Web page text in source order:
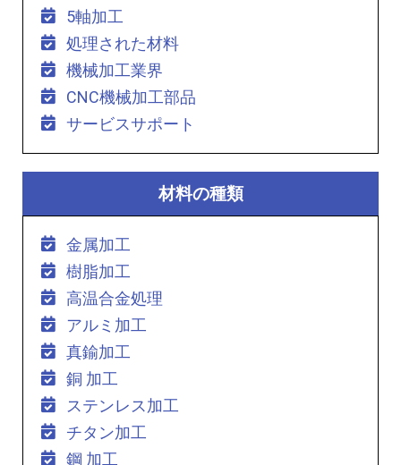
5軸加工
処理された材料
機械加工業界
CNC機械加工部品
サービスサポート
材料の種類
金属加工
樹脂加工
高温合金処理
アルミ加工
真鍮加工
銅 加工
ステンレス加工
チタン加工
鋼 加工